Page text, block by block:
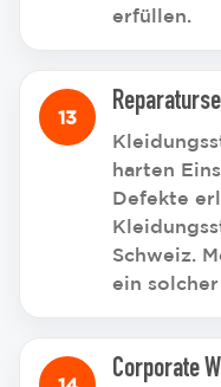
erfüllen.
harten
Defekte
Schweiz.
ein
Corporate